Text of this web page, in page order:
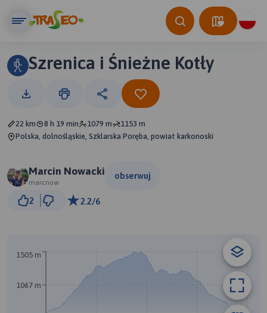
Szrenica i Śnieżne Kotły
22 km 8 h 19 min 1079 m
1153 m
Polska, dolnośląskie, Szklarska Poręba, powiat karkonoski
Marcin Nowacki
marcnow
obserwuj
2 2.2/6
A
1067 m
1505 m